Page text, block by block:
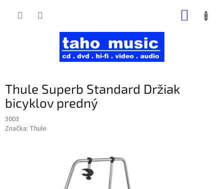
Thule Superb Standard Držiak
bicyklov predný
3003
Značka: Thule